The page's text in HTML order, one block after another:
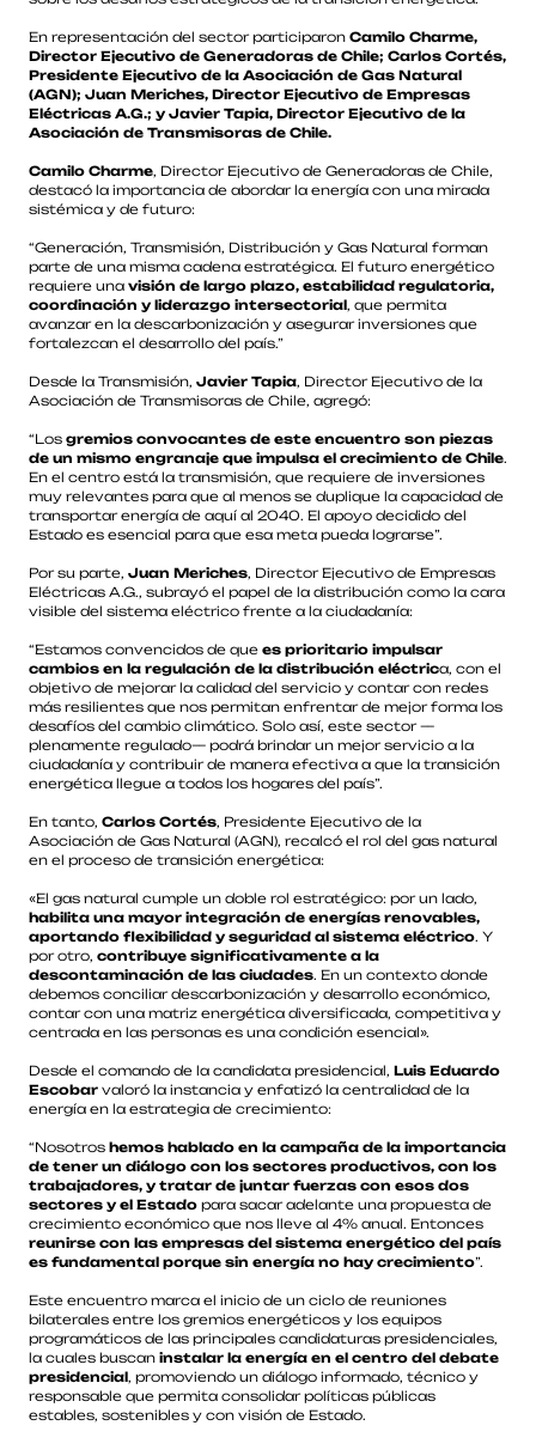
En representación del sector participaron Camilo Charme,
Director Ejecutivo de Generadoras de Chile; Carlos Cortés,
Presidente Ejecutivo de la Asociación de Gas Natural
(AGN); Juan Meriches, Director Ejecutivo de Empresas
Eléctricas A.G.; y Javier Tapia, Director Ejecutivo de la
Asociación de Transmisoras de Chile.
Camilo Charme, Director Ejecutivo de Generadoras de Chile,
destacó la importancia de abordar la energía con una mirada
sistémica y de futuro:
“Generación, Transmisión, Distribución y Gas Natural forman
parte de una misma cadena estratégica. El futuro energético
requiere una visión de largo plazo, estabilidad regulatoria,
coordinación y liderazgo intersectorial, que permita
avanzar en la descarbonización y asegurar inversiones que
fortalezcan el desarrollo del país.”
Desde la Transmisión, Javier Tapia, Director Ejecutivo de la
Asociación de Transmisoras de Chile, agregó:
“Los gremios convocantes de este encuentro son piezas
de un mismo engranaje que impulsa el crecimiento de Chile.
En el centro está la transmisión, que requiere de inversiones
muy relevantes para que al menos se duplique la capacidad de
transportar energía de aquí al 2040. El apoyo decidido del
Estado es esencial para que esa meta pueda lograrse”.
Por su parte, Juan Meriches, Director Ejecutivo de Empresas
Eléctricas A.G., subrayó el papel de la distribución como la cara
visible del sistema eléctrico frente a la ciudadanía:
“Estamos convencidos de que es prioritario impulsar
cambios en la regulación de la distribución eléctrica, con el
objetivo de mejorar la calidad del servicio y contar con redes
más resilientes que nos permitan enfrentar de mejor forma los
desafíos del cambio climático. Solo así, este sector —
plenamente regulado— podrá brindar un mejor servicio a la
ciudadanía y contribuir de manera efectiva a que la transición
energética llegue a todos los hogares del país”.
En tanto, Carlos Cortés, Presidente Ejecutivo de la
Asociación de Gas Natural (AGN), recalcó el rol del gas natural
en el proceso de transición energética:
«El gas natural cumple un doble rol estratégico: por un lado,
habilita una mayor integración de energías renovables,
aportando flexibilidad y seguridad al sistema eléctrico. Y
por otro, contribuye significativamente a la
descontaminación de las ciudades. En un contexto donde
debemos conciliar descarbonización y desarrollo económico,
contar con una matriz energética diversificada, competitiva y
centrada en las personas es una condición esencial».
Desde el comando de la candidata presidencial, Luis Eduardo
Escobar valoró la instancia y enfatizó la centralidad de la
energía en la estrategia de crecimiento:
“Nosotros hemos hablado en la campaña de la importancia
de tener un diálogo con los sectores productivos, con los
trabajadores, y tratar de juntar fuerzas con esos dos
sectores y el Estado para sacar adelante una propuesta de
crecimiento económico que nos lleve al 4% anual. Entonces
reunirse con las empresas del sistema energético del país
es fundamental porque sin energía no hay crecimiento”.
Este encuentro marca el inicio de un ciclo de reuniones
bilaterales entre los gremios energéticos y los equipos
programáticos de las principales candidaturas presidenciales,
la cuales buscan instalar la energía en el centro del debate
presidencial, promoviendo un diálogo informado, técnico y
responsable que permita consolidar políticas públicas
estables, sostenibles y con visión de Estado.